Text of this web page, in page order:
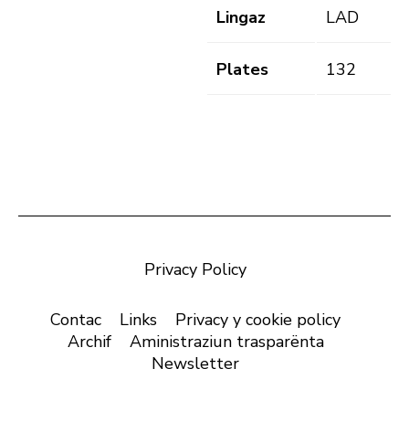
Lingaz LAD
Plates 132
Privacy Policy
Contac Links
Privacy y cookie policy
Archif
Aministraziun trasparënta
Newsletter